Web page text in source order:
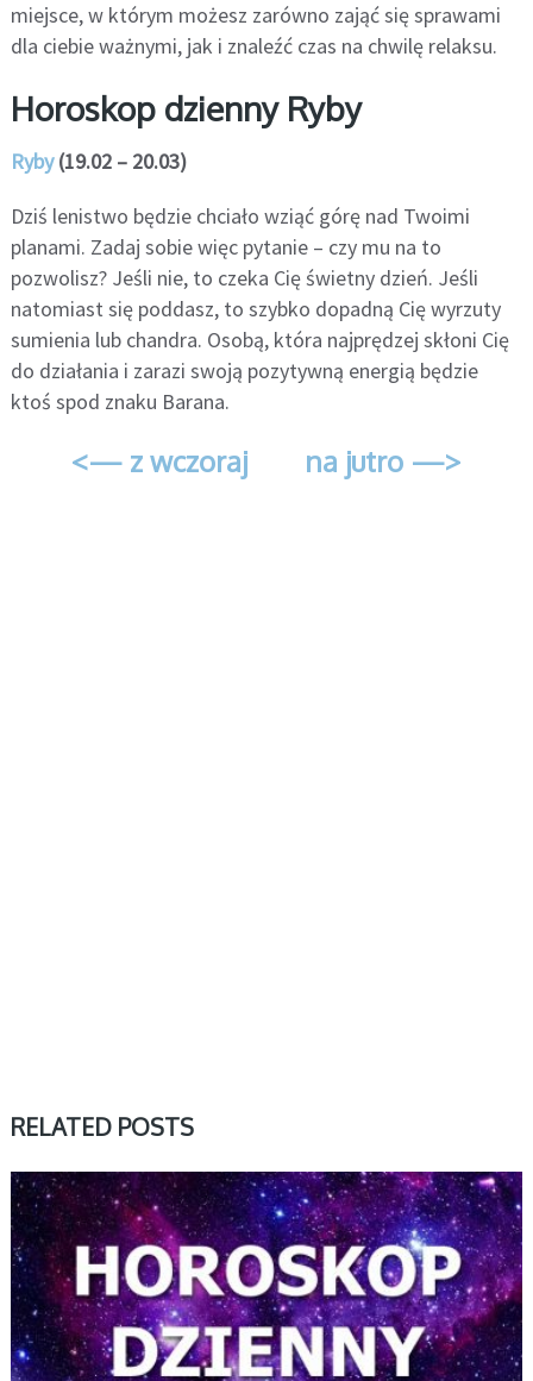
miejsce, w którym możesz zarówno zająć się sprawami
dla ciebie ważnymi, jak i znaleźć czas na chwilę relaksu.
Horoskop dzienny Ryby
Ryby(19.02 – 20.03)
Dziś lenistwo będzie chciało wziąć górę nad Twoimi
planami. Zadaj sobie więc pytanie – czy mu na to
pozwolisz? Jeśli nie, to czeka Cię świetny dzień. Jeśli
natomiast się poddasz, to szybko dopadną Cię wyrzuty
sumienia lub chandra. Osobą, która najprędzej skłoni Cię
do działania i zarazi swoją pozytywną energią będzie
ktoś spod znaku Barana.
<— z wczoraj na jutro —>
RELATED POSTS
DZIENNY